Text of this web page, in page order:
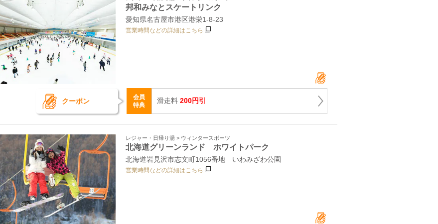
邦和みなとスケートリンク
愛知県名古屋市港区港栄1‐8‐23
営業時間などの詳細はこちら
クーポン
会員
特典
滑走料 200円引
レジャー・日帰り湯 > ウィンタースポーツ
北海道グリーンランド ホワイトパーク
北海道岩見沢市志文町1056番地 いわみざわ公園
営業時間などの詳細はこちら